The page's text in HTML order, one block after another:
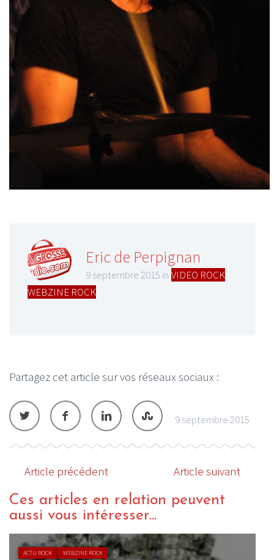
Eric de Perpignan
9 septembre 2015 in VIDEO ROCK
WEBZINE ROCK
Partagez cet article sur vos réseaux sociaux :
9 septembre 2015
Article précédent Article suivant
Ces articles en relation peuvent
aussi vous intéresser...
ACTU ROCK WEBZINE ROCK